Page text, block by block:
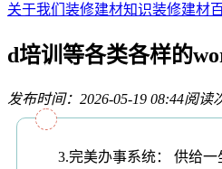
关于我们 装修建材知识装修建材
d培训等各类各样的
发布时间：2026-05-19 08:44阅读
3.完美办事系统： 供给一